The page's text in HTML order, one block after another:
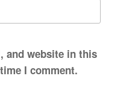
and website in this
I comment.